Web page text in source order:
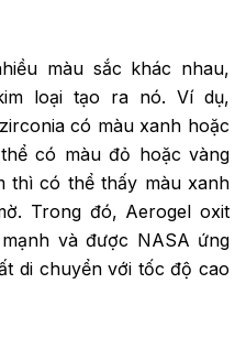
màu sắc khác nhau,
loại tạo ra nó. Ví dụ,
có màu xanh hoặc
có màu đỏ hoặc vàng
thì có thể thấy màu xanh
Trong đó, Aerogel oxit
và được NASA ứng
di chuyển với tốc độ cao